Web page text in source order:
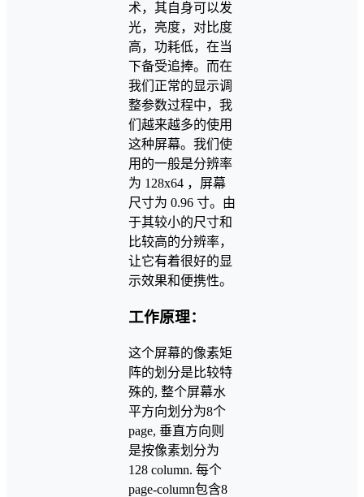
术，其自身可以发
光，亮度，对比度
高，功耗低，在当
下备受追捧。而在
我们正常的显示调
整参数过程中，我
们越来越多的使用
这种屏幕。我们使
用的一般是分辨率
为 128x64 ，屏幕
尺寸为 0.96 寸。由
于其较小的尺寸和
比较高的分辨率，
让它有着很好的显
示效果和便携性。
工作原理：
这个屏幕的像素矩
阵的划分是比较特
殊的, 整个屏幕水
平方向划分为8个
page, 垂直方向则
是按像素划分为
128 column. 每个
page-column包含8